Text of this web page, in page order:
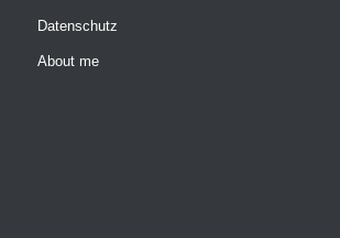
Datenschutz
About me